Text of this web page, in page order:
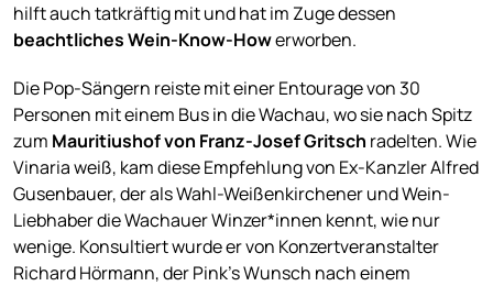
hilft auch tatkräftig mit und hat im Zuge dessen
beachtliches Wein-Know-Howerworben.
Die Pop-Sängern reiste mit einer Entourage von 30
Personen mit einem Bus in die Wachau, wo sie nach Spitz
zum Mauritiushof von Franz-Josef Gritsch radelten. Wie
Vinaria weiß, kam diese Empfehlung von Ex-Kanzler Alfred
Gusenbauer, der als Wahl-Weißenkirchener und Wein-
Liebhaber die Wachauer Winzer*innen kennt, wie nur
wenige. Konsultiert wurde er von Konzertveranstalter
Richard Hörmann, der Pink’s Wunsch nach einem